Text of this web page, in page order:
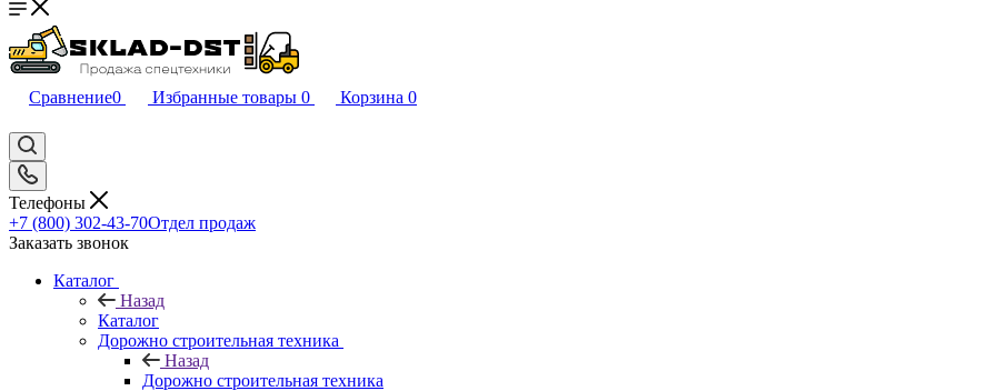
Сравнение0 Избранные товары 0 Корзина 0
Телефоны
+7 (800) 302-43-70Отдел продаж
Заказать звонок
Каталог
Назад
Каталог
Дорожно строительная техника
Назад
Дорожно строительная техника